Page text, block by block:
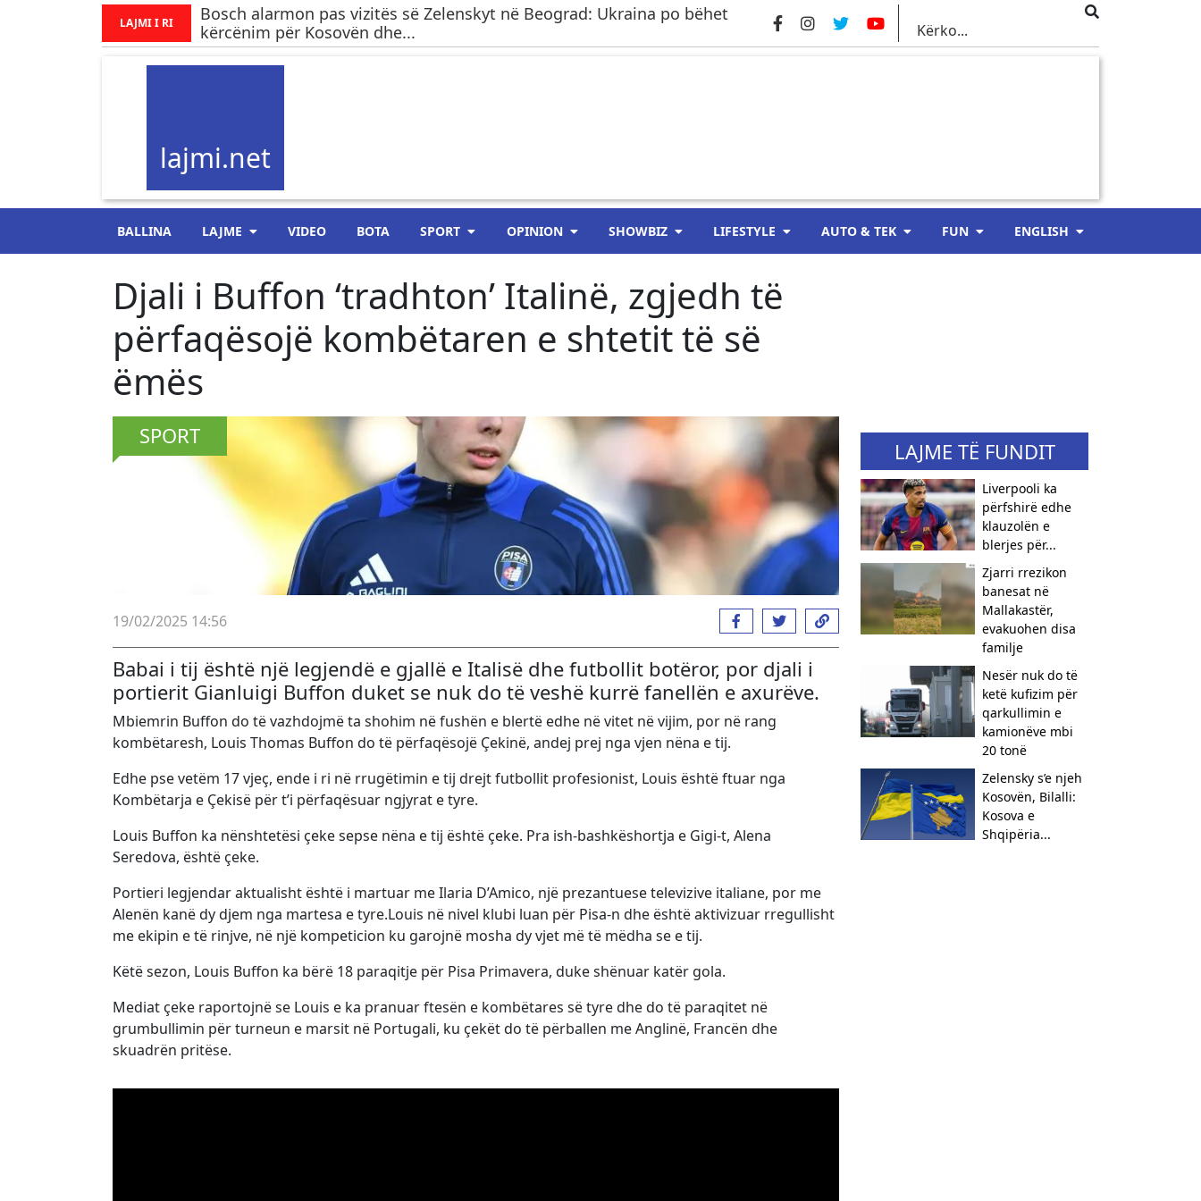
LAJMI I RI
Bosch alarmon pas vizitës së Zelenskyt në Beograd: Ukraina po bëhet
kërcënim për Kosovën dhe...
lajmi.net
BALLINA LAJME VIDEO BOTA SPORT OPINION SHOWBIZ LIFESTYLE AUTO & TEK FUN ENGLISH
Djali i Buffon ‘tradhton’ Italinë, zgjedh të
përfaqësojë kombëtaren e shtetit të së
ëmës
SPORT
19/02/2025 14:56
Babai i tij është një legjendë e gjallë e Italisë dhe futbollit botëror, por djali i
portierit Gianluigi Buffon duket se nuk do të veshë kurrë fanellën e axurëve.
Mbiemrin Buffon do të vazhdojmë ta shohim në fushën e blertë edhe në vitet në vijim, por në rang
kombëtaresh, Louis Thomas Buffon do të përfaqësojë Çekinë, andej prej nga vjen nëna e tij.
Edhe pse vetëm 17 vjeç, ende i ri në rrugëtimin e tij drejt futbollit profesionist, Louis është ftuar nga
Kombëtarja e Çekisë për t’i përfaqësuar ngjyrat e tyre.
Louis Buffon ka nënshtetësi çeke sepse nëna e tij është çeke. Pra ish-bashkëshortja e Gigi-t, Alena
Seredova, është çeke.
Portieri legjendar aktualisht është i martuar me Ilaria D’Amico, një prezantuese televizive italiane, por me
Alenën kanë dy djem nga martesa e tyre.Louis në nivel klubi luan për Pisa-n dhe është aktivizuar rregullisht
me ekipin e të rinjve, në një kompeticion ku garojnë mosha dy vjet më të mëdha se e tij.
Këtë sezon, Louis Buffon ka bërë 18 paraqitje për Pisa Primavera, duke shënuar katër gola.
Mediat çeke raportojnë se Louis e ka pranuar ftesën e kombëtares së tyre dhe do të paraqitet në
grumbullimin për turneun e marsit në Portugali, ku çekët do të përballen me Anglinë, Francën dhe
skuadrën pritëse.
LAJME TË FUNDIT
Liverpooli ka
përfshirë edhe
klauzolën e
blerjes për...
Zjarri rrezikon
banesat në
Mallakastër,
evakuohen disa
familje
Nesër nuk do të
ketë kufizim për
qarkullimin e
kamionëve mbi
20 tonë
Zelensky s’e njeh
Kosovën, Bilalli:
Kosova e
Shqipëria...